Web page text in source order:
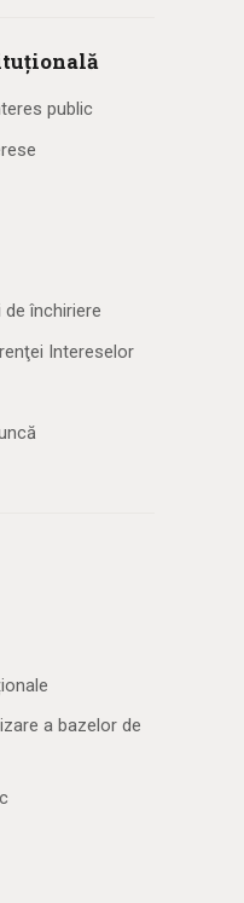
public
închiriere
Intereselor
a bazelor de